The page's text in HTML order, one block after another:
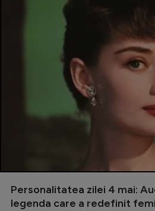
Personalitatea zilei 4 mai:
legenda care a redefinit